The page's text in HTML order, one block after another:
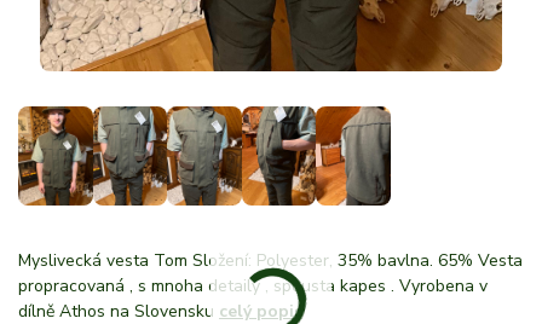
Myslivecká vesta Tom Složení: Polyester, 35% bavlna. 65% Vesta
propracovaná , s mnoha detaily , spousta kapes . Vyrobena v
dílně Athos na Slovensku celý popis